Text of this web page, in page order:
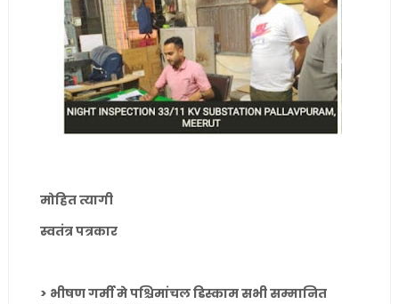
मोहित त्यागी
स्वतंत्र पत्रकार
> भीषण गर्मी मे पश्चिमांचल डिस्काम सभी सम्मानित